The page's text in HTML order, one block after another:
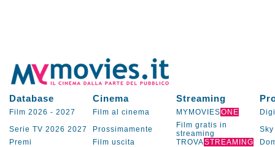
Database Cinema Streaming
Film 2026 - 2027 Film al cinema MYMOVIESONE
Serie TV 2026 2027 Prossimamente
Film gratis in
streaming
Sky
Premi
Film uscita TROVASTREAMING